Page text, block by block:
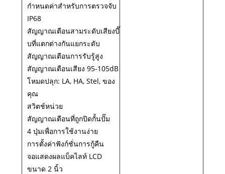
กำหนดค่าสำหรับการตรวจจับ
IP68
สัญญาณเตือนสามระดับเสียงบี๊
บที่แตกต่างกันแยกระดับ
สัญญาณเตือนการรับรู้สูง
สัญญาณเตือนเสียง 95-105dB
โหมดปลุก: LA, HA, Stel, ของ
คุณ
สวิตช์หน่วย
สัญญาณเตือนที่ถูกปิดกั้นปั๊ม
4 ปุ่มเพื่อการใช้งานง่าย
การตั้งค่าฟังก์ชั่นการกู้คืน
จอแสดงผลแบ็คไลท์ LCD
ขนาด 2 นิ้ว